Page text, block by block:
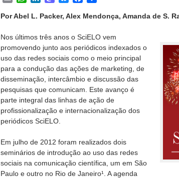
Por Abel L. Packer, Alex Mendonça, Amanda de S.
Nos últimos três anos o SciELO vem
promovendo junto aos periódicos indexados o
uso das redes sociais como o meio principal
para a condução das ações de marketing, de
disseminação, intercâmbio e discussão das
pesquisas que comunicam. Este avanço é
parte integral das linhas de ação de
profissionalização e internacionalização dos
periódicos SciELO.
Em julho de 2012 foram realizados dois
seminários de introdução ao uso das redes
sociais na comunicação científica, um em São
Paulo e outro no Rio de Janeiro¹. A agenda